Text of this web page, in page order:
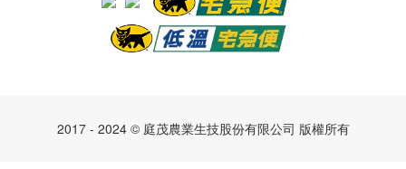
2017 - 2024 © 庭茂農業生技股份有限公司 版權所有